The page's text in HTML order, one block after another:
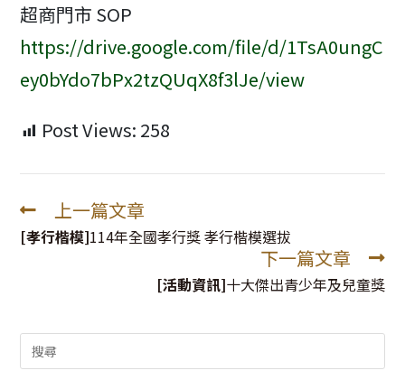
超商門市 SOP
https://drive.google.com/file/d/1TsA0ungC
ey0bYdo7bPx2tzQUqX8f3lJe/view
Post Views: 258
Read
more
上一篇文章
[孝行楷模]114年全國孝行獎 孝行楷模選拔
下一篇文章
[活動資訊]十大傑出青少年及兒童獎
Search
for: